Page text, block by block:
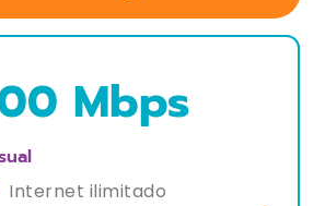
Mbps
Internet ilimitado